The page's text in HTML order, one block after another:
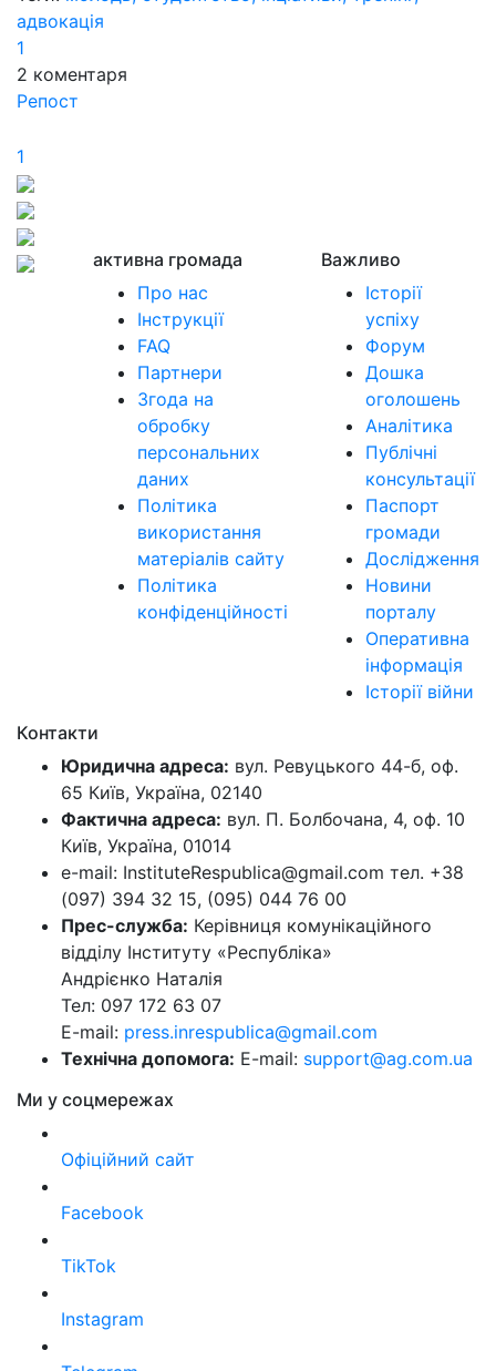
адвокація
1
2 коментаря
Репост
1
активна громада
Про нас
Інструкції
FAQ
Партнери
Згода на
обробку
персональних
даних
Політика
використання
матеріалів сайту
Політика
конфіденційності
Важливо
Історії
успіху
Форум
Дошка
оголошень
Аналітика
Публічні
консультації
Паспорт
громади
Дослідження
Новини
порталу
Оперативна
інформація
Історії війни
Контакти
Юридична адреса: вул. Ревуцького 44-б, оф.
65 Київ, Україна, 02140
Фактична адреса: вул. П. Болбочана, 4, оф. 10
Київ, Україна, 01014
e-mail: InstituteRespublica@gmail.com тел. +38
(097) 394 32 15, (095) 044 76 00
Прес-служба: Керівниця комунікаційного
відділу Інституту «Республіка»
Андрієнко Наталія
Тел: 097 172 63 07
E-mail: press.inrespublica@gmail.com
Технічна допомога: E-mail: support@ag.com.ua
Ми у соцмережах
Офіційний сайт
Facebook
TikTok
Instagram